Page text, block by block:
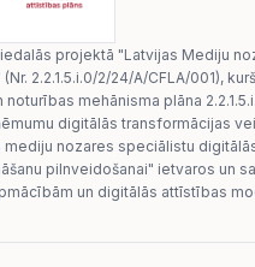
projektā "Latvijas Mediju
2.2.1.5.i.0/2/24/A/CFLA/001),
noturības mehānisma plāna
digitālās transformācijas
mediju nozares speciālistu
pilnveidošanai" ietvaros un
un digitālās attīstības